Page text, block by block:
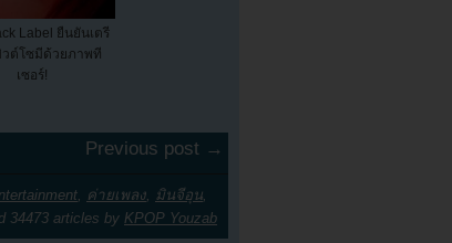
Label ยืนยันเตรี
วต์โซมีด้วยภาพที
เซอร์!
Previous post →
, ค่ายเพลง, มินจีอุน,
34473 articles by KPOP Youzab